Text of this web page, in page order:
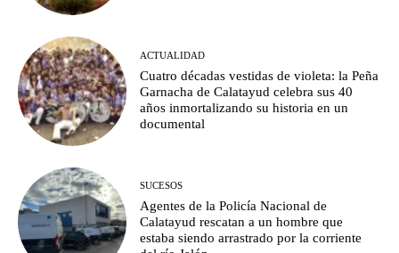
ACTUALIDAD
Cuatro décadas vestidas de violeta: la Peña
Garnacha de Calatayud celebra sus 40
años inmortalizando su historia en un
documental
SUCESOS
Agentes de la Policía Nacional de
Calatayud rescatan a un hombre que
estaba siendo arrastrado por la corriente